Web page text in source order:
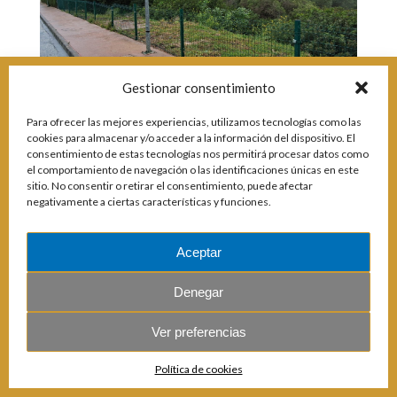
Gestionar consentimiento
Para ofrecer las mejores experiencias, utilizamos tecnologías como las
cookies para almacenar y/o acceder a la información del dispositivo. El
consentimiento de estas tecnologías nos permitirá procesar datos como
el comportamiento de navegación o las identificaciones únicas en este
sitio. No consentir o retirar el consentimiento, puede afectar
negativamente a ciertas características y funciones.
Aceptar
Denegar
Ver preferencias
Política de cookies
Incidencias
Incidencias
OCIO Y CURIOSIDADES DE SITIO DE CALAHONDA
Historia de Sitio de Calahonda
Instalaciones y ocio
Club de Golf La Siesta
Centros Comerciales
La Iglesia de San Miguel
La Ermita de Calahonda
Parque España
Parque Calahonda
Senda litoral Mijas
Ruta a pie
Ruta de árboles singulares
Parque Canino
Galería Fotográfica
Calahonda de noche
Centros comerciales
Iglesia de San Miguel
La Ermita de Calahonda
Parques de Sitio de Calahonda
Vivero de Calahonda
Revistas
Buscar:
© 2026 E.U.C. Sitio de Calahonda.
Calle Monte Paraíso, 6, 29649 Mijas Costa. NIF: G29178803.